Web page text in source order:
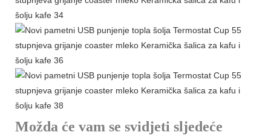
Možda će vam se svidjeti sljedeće